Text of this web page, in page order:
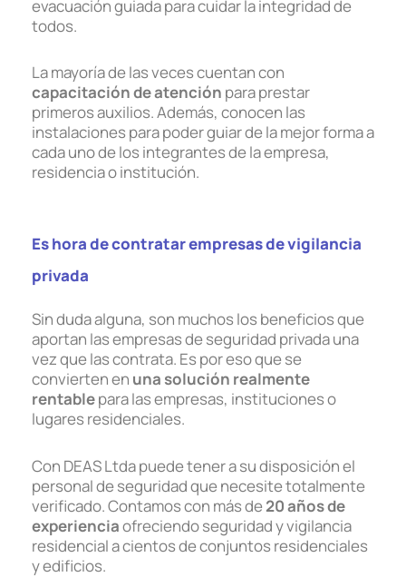
evacuación guiada para cuidar la integridad de
todos.
La mayoría de las veces cuentan con
capacitación de atención para prestar
primeros auxilios. Además, conocen las
instalaciones para poder guiar de la mejor forma a
cada uno de los integrantes de la empresa,
residencia o institución.
Es hora de contratar empresas de vigilancia
privada
Sin duda alguna, son muchos los beneficios que
aportan las empresas de seguridad privada una
vez que las contrata. Es por eso que se
convierten en una solución realmente
rentablepara las empresas, instituciones o
lugares residenciales.
Con DEAS Ltda puede tener a su disposición el
personal de seguridad que necesite totalmente
verificado. Contamos con más de 20 años de
experienciaofreciendo seguridad y vigilancia
residencial a cientos de conjuntos residenciales
y edificios.